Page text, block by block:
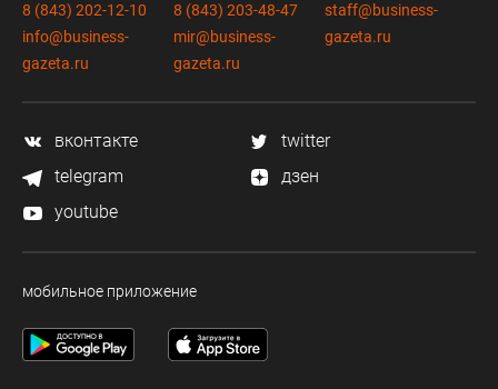
8 (843) 202-12-10
info@business-
gazeta.ru
8 (843) 203-48-47
mir@business-
gazeta.ru
staff@business-
gazeta.ru
вконтакте
twitter
telegram
дзен
youtube
мобильное приложение